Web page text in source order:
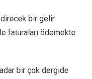
bir gelir
faturaları ödemekte
bir çok dergide